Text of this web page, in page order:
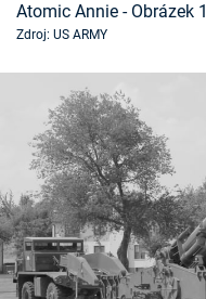
TV Program
Časopis
Sledujte prima+
Přihlášení
Sledujte nás
Atomic Annie - Obrázek 1
Zdroj: US ARMY